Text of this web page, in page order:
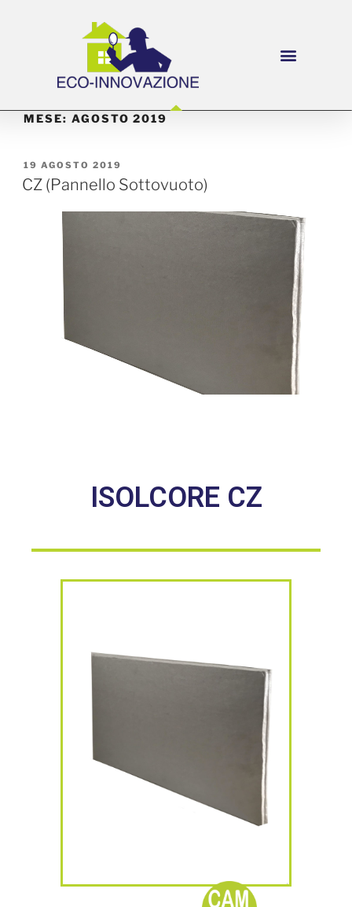
MESE: AGOSTO 2019
19 AGOSTO 2019
CZ (Pannello Sottovuoto)
ISOLCORE CZ